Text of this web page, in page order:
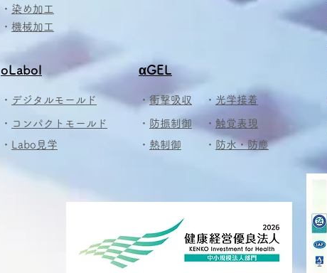
・ 染め加工
・ 機械加工
oLabol
・ デジタルモールド
・ コンパクトモールド
​・ Labo見学
αGEL
・衝撃吸収
・ 防振制御
​・ 熱制御
・ 光学接着
・ 触覚表現
​・ 防水・防塵